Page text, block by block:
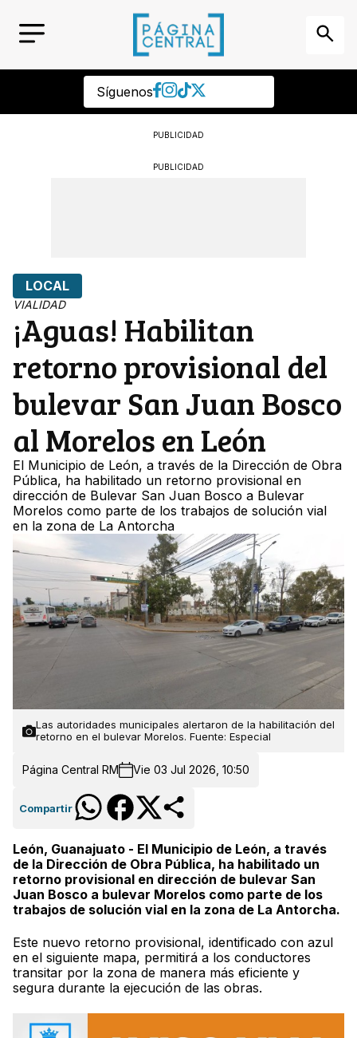
Síguenos
PUBLICIDAD
PUBLICIDAD
LOCAL
VIALIDAD
¡Aguas! Habilitan
retorno provisional del
bulevar San Juan Bosco
al Morelos en León
El Municipio de León, a través de la Dirección de Obra
Pública, ha habilitado un retorno provisional en
dirección de Bulevar San Juan Bosco a Bulevar
Morelos como parte de los trabajos de solución vial
en la zona de La Antorcha
Las autoridades municipales alertaron de la habilitación del
retorno en el bulevar Morelos. Fuente: Especial
Página Central RM Vie 03 Jul 2026, 10:50
Compartir
León, Guanajuato - El Municipio de León, a través
de la Dirección de Obra Pública, ha habilitado un
retorno provisional en dirección de bulevar San
Juan Bosco a bulevar Morelos como parte de los
trabajos de solución vial en la zona de La Antorcha.
Este nuevo retorno provisional, identificado con azul
en el siguiente mapa, permitirá a los conductores
transitar por la zona de manera más eficiente y
segura durante la ejecución de las obras.